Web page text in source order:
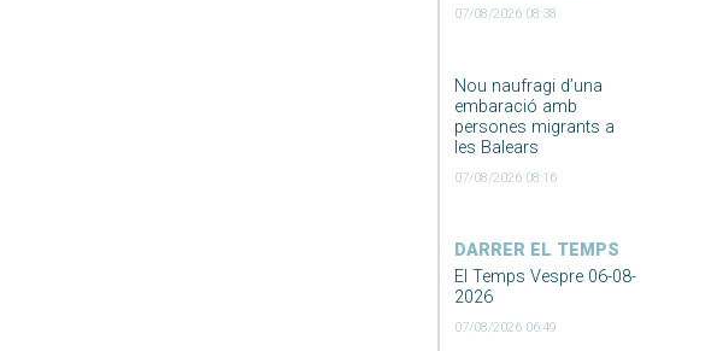
07/08/2026 08:38
Nou naufragi d’una
embaració amb
persones migrants a
les Balears
07/08/2026 08:16
DARRER EL TEMPS
El Temps Vespre 06-08-
2026
07/08/2026 06:49